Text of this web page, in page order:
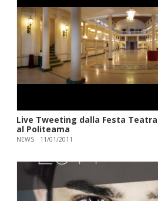
Live Tweeting dalla Festa
al Politeama
NEWS 11/01/2011